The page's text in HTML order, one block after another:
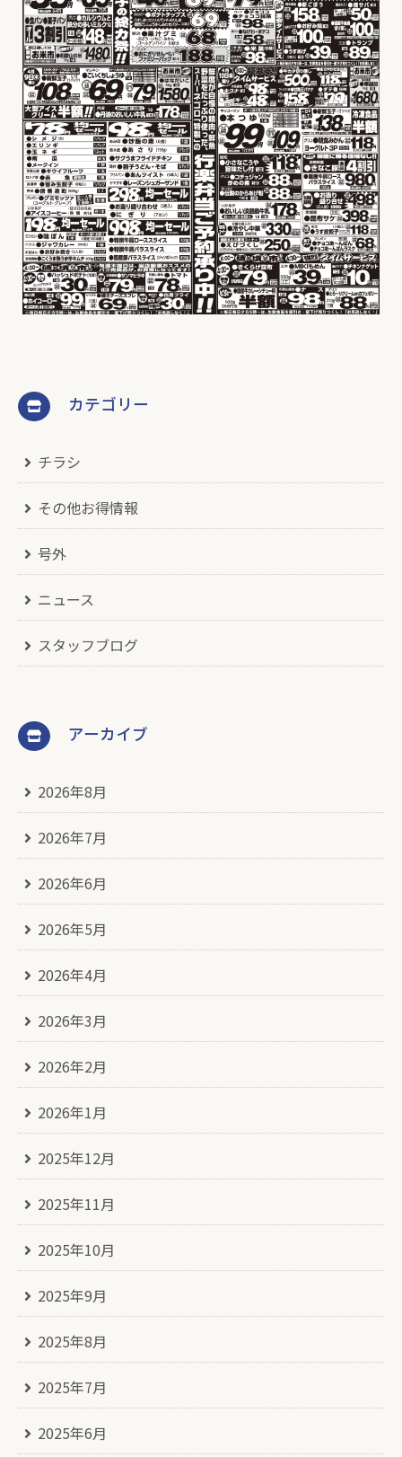
カテゴリー
チラシ
その他お得情報
号外
ニュース
スタッフブログ
アーカイブ
2026年8月
2026年7月
2026年6月
2026年5月
2026年4月
2026年3月
2026年2月
2026年1月
2025年12月
2025年11月
2025年10月
2025年9月
2025年8月
2025年7月
2025年6月